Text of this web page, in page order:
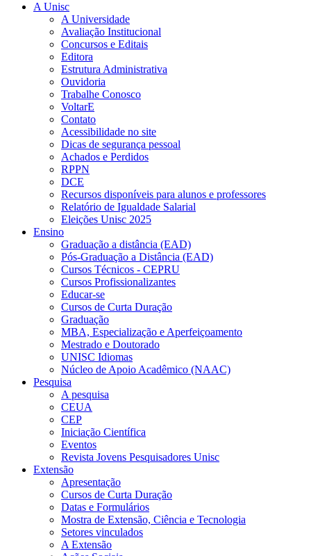
A Unisc
A Universidade
Avaliação Institucional
Concursos e Editais
Editora
Estrutura Administrativa
Ouvidoria
Trabalhe Conosco
VoltarE
Contato
Acessibilidade no site
Dicas de segurança pessoal
Achados e Perdidos
RPPN
DCE
Recursos disponíveis para alunos e professores
Relatório de Igualdade Salarial
Eleições Unisc 2025
Ensino
Graduação a distância (EAD)
Pós-Graduação a Distância (EAD)
Cursos Técnicos - CEPRU
Cursos Profissionalizantes
Educar-se
Cursos de Curta Duração
Graduação
MBA, Especialização e Aperfeiçoamento
Mestrado e Doutorado
UNISC Idiomas
Núcleo de Apoio Acadêmico (NAAC)
Pesquisa
A pesquisa
CEUA
CEP
Iniciação Científica
Eventos
Revista Jovens Pesquisadores Unisc
Extensão
Apresentação
Cursos de Curta Duração
Datas e Formulários
Mostra de Extensão, Ciência e Tecnologia
Setores vinculados
A Extensão